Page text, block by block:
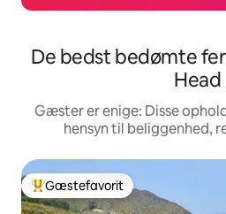
De bedst bedømte
Head
Gæster er enige: Disse
hensyn til beliggenhed,
Bedste gæstefavorit
Gæstefavorit